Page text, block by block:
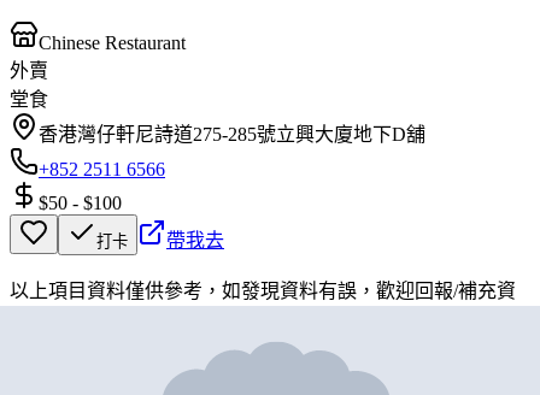
Chinese Restaurant
外賣
堂食
香港灣仔軒尼詩道275-285號立興大廈地下D舖
+852 2511 6566
$50 - $100
打卡 帶我去
以上項目資料僅供參考，如發現資料有誤，歡迎回報/補充資